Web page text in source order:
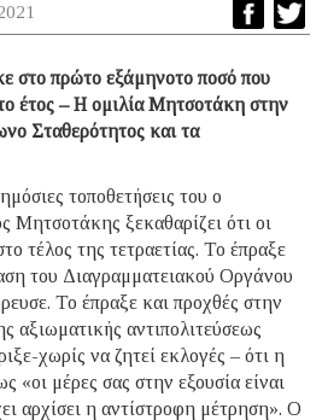
στο πρώτο εξάμηνοτο ποσό που
έτος – Η ομιλία Μητσοτάκη στην
Σταθερότητος και τα
τοποθετήσεις του ο
ξεκαθαρίζει ότι οι
τέλος της τετραετίας. Το έπραξε
του Διαγραμματειακού Οργάνου
Το έπραξε και προχθές στην
αξιωματικής αντιπολιτεύσεως
χωρίς να ζητεί εκλογές – ότι η
«οι μέρες σας στην εξουσία είναι
αρχίσει η αντίστροφη μέτρηση». Ο